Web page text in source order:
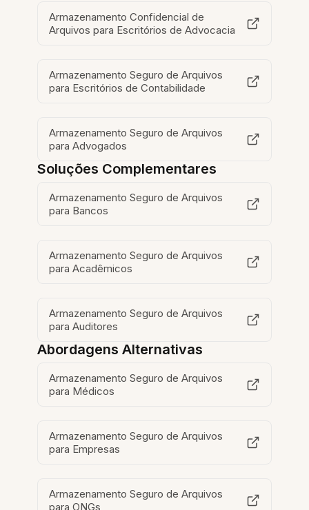
Armazenamento Confidencial de
Arquivos para Escritórios de Advocacia
Armazenamento Seguro de Arquivos
para Escritórios de Contabilidade
Armazenamento Seguro de Arquivos
para Advogados
Soluções Complementares
Armazenamento Seguro de Arquivos
para Bancos
Armazenamento Seguro de Arquivos
para Acadêmicos
Armazenamento Seguro de Arquivos
para Auditores
Abordagens Alternativas
Armazenamento Seguro de Arquivos
para Médicos
Armazenamento Seguro de Arquivos
para Empresas
Armazenamento Seguro de Arquivos
para ONGs